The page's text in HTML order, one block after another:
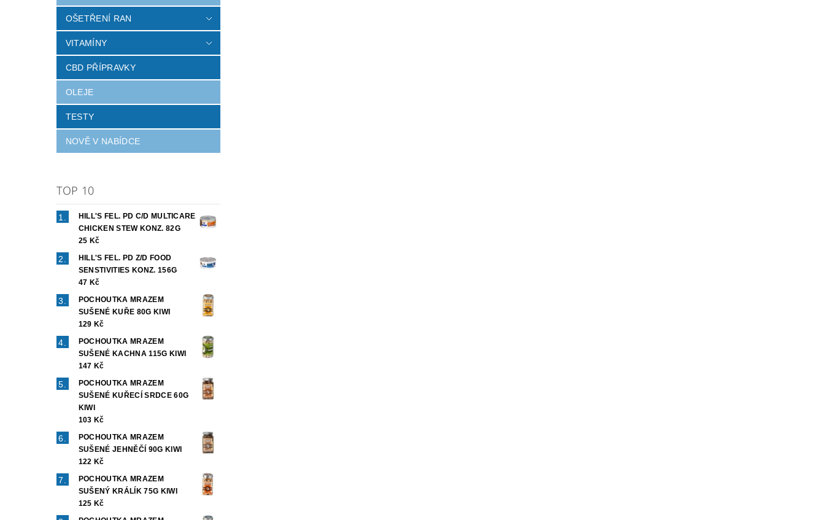
OŠETŘENÍ RAN
VITAMÍNY
CBD PŘÍPRAVKY
OLEJE
TESTY
NOVĚ V NABÍDCE
TOP 10
HILL'S FEL. PD C/D MULTICARE
CHICKEN STEW KONZ. 82G
25 Kč
HILL'S FEL. PD Z/D FOOD
SENSTIVITIES KONZ. 156G
47 Kč
POCHOUTKA MRAZEM
SUŠENÉ KUŘE 80G KIWI
129 Kč
POCHOUTKA MRAZEM
SUŠENÉ KACHNA 115G KIWI
147 Kč
POCHOUTKA MRAZEM
SUŠENÉ KUŘECÍ SRDCE 60G
KIWI
103 Kč
POCHOUTKA MRAZEM
SUŠENÉ JEHNĚČÍ 90G KIWI
122 Kč
POCHOUTKA MRAZEM
SUŠENÝ KRÁLÍK 75G KIWI
125 Kč